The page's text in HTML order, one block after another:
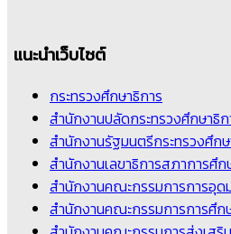
แนะนำเว็บไซต์
กระทรวงศึกษาธิการ
สำนักงานปลัดกระทรวงศึกษาธิก
สำนักงานรัฐมนตรีกระทรวงศึก
สำนักงานเลขาธิการสภาการศึก
สำนักงานคณะกรรมการการอุด
สำนักงานคณะกรรมการการศึก